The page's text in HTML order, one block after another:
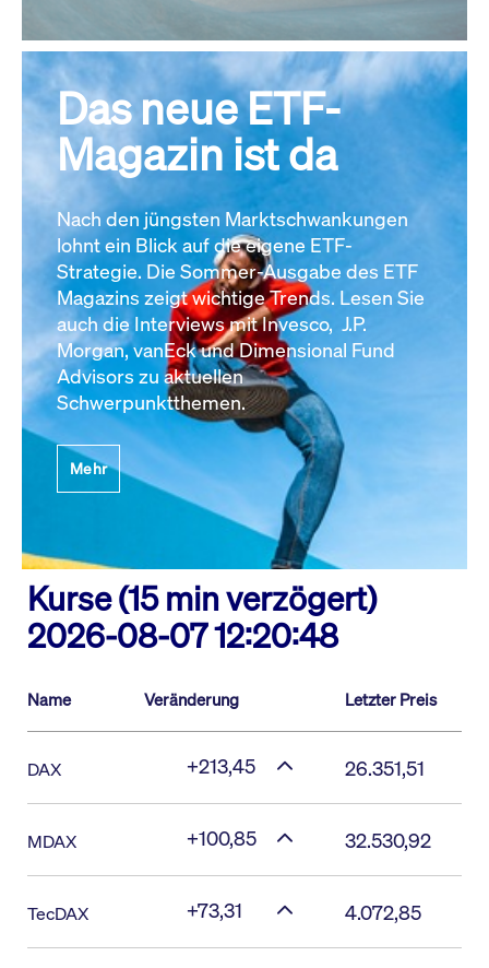
Alle Events
Das neue ETF-
Magazin ist da
Nach den jüngsten Marktschwankungen
lohnt ein Blick auf die eigene ETF-
Strategie. Die Sommer-Ausgabe des ETF
Magazins zeigt wichtige Trends. Lesen Sie
auch die Interviews mit Invesco, J.P.
Morgan, vanEck und Dimensional Fund
Advisors zu aktuellen
Schwerpunktthemen.
Mehr
Kurse (15 min verzögert)
2026-08-07 12:20:48
Name Veränderung Letzter Preis
DAX +213,45 26.351,51
MDAX +100,85 32.530,92
TecDAX +73,31 4.072,85